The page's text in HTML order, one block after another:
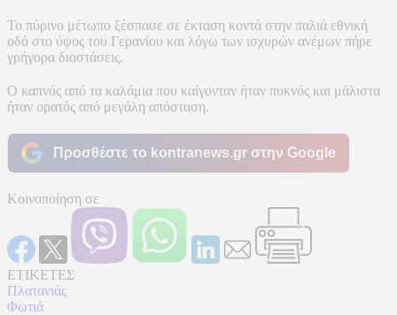
Το πύρινο μέτωπο ξέσπασε σε έκταση κοντά στην παλιά εθνική
οδό στο ύψος του Γερανίου και λόγω των ισχυρών ανέμων πήρε
γρήγορα διαστάσεις.
Ο καπνός από τα καλάμια που καίγονταν ήταν πυκνός και μάλιστα
ήταν ορατός από μεγάλη απόσταση.
Προσθέστε το kontranews.gr στην Google
Κοινοποίηση σε
ΕΤΙΚΕΤΕΣ
Πλατανιάς
Φωτιά